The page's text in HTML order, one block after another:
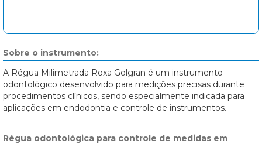
Sobre o instrumento:
A Régua Milimetrada Roxa Golgran é um instrumento
odontológico desenvolvido para medições precisas durante
procedimentos clínicos, sendo especialmente indicada para
aplicações em endodontia e controle de instrumentos.
Régua odontológica para controle de medidas em